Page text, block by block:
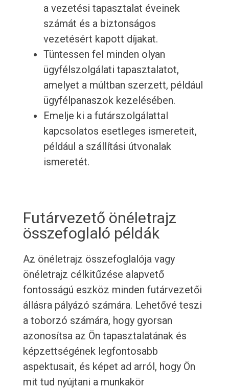
a vezetési tapasztalat éveinek
számát és a biztonságos
vezetésért kapott díjakat.
Tüntessen fel minden olyan
ügyfélszolgálati tapasztalatot,
amelyet a múltban szerzett, például
ügyfélpanaszok kezelésében.
Emelje ki a futárszolgálattal
kapcsolatos esetleges ismereteit,
például a szállítási útvonalak
ismeretét.
Futárvezető önéletrajz
összefoglaló példák
Az önéletrajz összefoglalója vagy
önéletrajz célkitűzése alapvető
fontosságú eszköz minden futárvezetői
állásra pályázó számára. Lehetővé teszi
a toborzó számára, hogy gyorsan
azonosítsa az Ön tapasztalatának és
képzettségének legfontosabb
aspektusait, és képet ad arról, hogy Ön
mit tud nyújtani a munkakör